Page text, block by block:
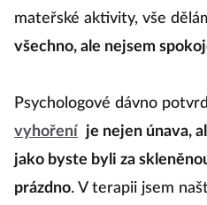
mateřské aktivity, vše
všechno, ale nejsem
Psychologové dávno
vyhoření
je nejen únava,
jako byste byli za
prázdno. V terapii jsem